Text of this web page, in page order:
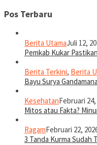
Pos Terbaru
Berita UtamaJuli 12,
Pemkab Kukar
Berita Terkini, Berita
Bayu Surya
KesehatanFebruari 24,
Mitos atau Fakta?
RagamFebruari 22,
3 Tanda Kurma